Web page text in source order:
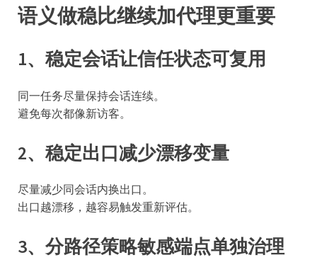
语义做稳比继续加代理更重要
1、稳定会话让信任状态可复用
同一任务尽量保持会话连续。
避免每次都像新访客。
2、稳定出口减少漂移变量
尽量减少同会话内换出口。
出口越漂移，越容易触发重新评估。
3、分路径策略敏感端点单独治理